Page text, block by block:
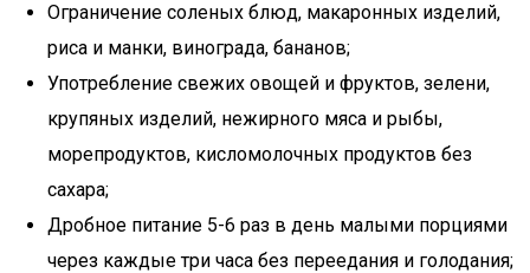
Ограничение соленых блюд, макаронных изделий,
риса и манки, винограда, бананов;
Употребление свежих овощей и фруктов, зелени,
крупяных изделий, нежирного мяса и рыбы,
морепродуктов, кисломолочных продуктов без
сахара;
Дробное питание 5-6 раз в день малыми порциями
через каждые три часа без переедания и голодания;